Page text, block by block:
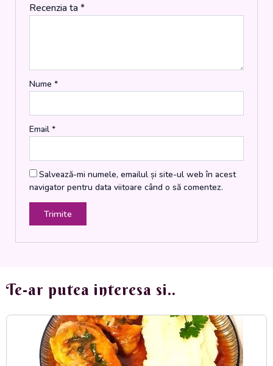
Recenzia ta*
Nume *
Email *
Salvează-mi numele, emailul și site-ul web în acest
navigator pentru data viitoare când o să comentez.
Te-ar putea interesa si..